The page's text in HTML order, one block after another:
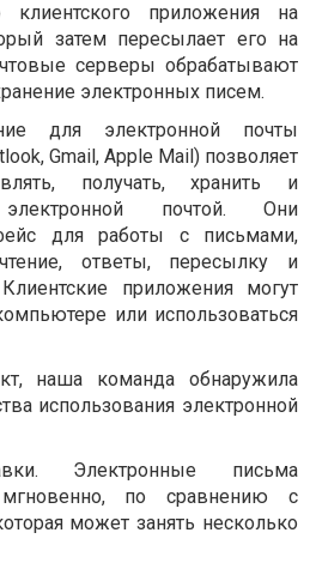
клиентского приложения на
затем пересылает его на
серверы обрабатывают
электронных писем.
для электронной почты
Gmail, Apple Mail) позволяет
получать, хранить и
почтой. Они
для работы с письмами,
ответы, пересылку и
приложения могут
или использоваться
наша команда обнаружила
использования электронной
Электронные письма
мгновенно, по сравнению с
может занять несколько